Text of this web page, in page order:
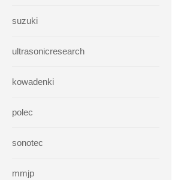
suzuki
ultrasonicresearch
kowadenki
polec
sonotec
mmjp